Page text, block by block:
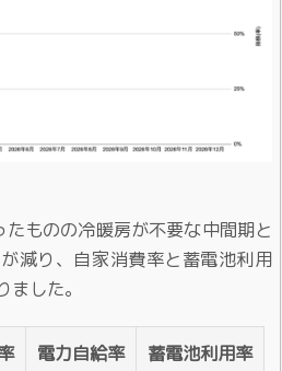
ものの冷暖房が不要な中間期と
減り、自家消費率と蓄電池利用
した。
電力自給率 蓄電池利用率